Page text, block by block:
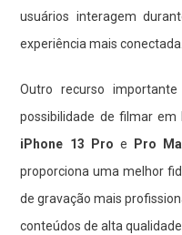
usuários interagem
experiência mais conectada.
Outro recurso
possibilidade de filmar em
iPhone 13 Pro e Pro
proporciona uma melhor
de gravação mais
conteúdos de alta